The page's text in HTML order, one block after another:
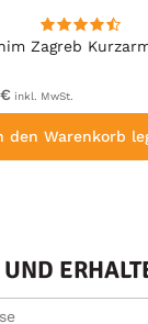
Zagreb
inkl. MwSt.
den Warenkorb